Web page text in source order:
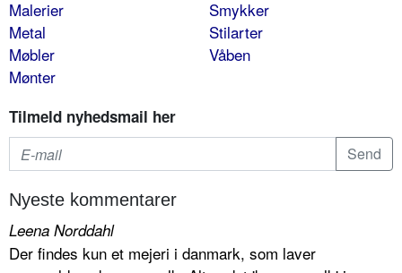
Malerier
Metal
Møbler
Mønter
Smykker
Stilarter
Våben
Tilmeld nyhedsmail her
Nyeste kommentarer
Leena Norddahl
Der findes kun et mejeri i danmark, som laver